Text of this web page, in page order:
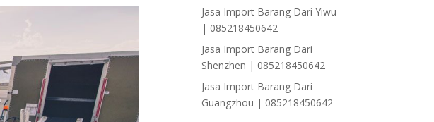
Jasa Import Barang Dari Yiwu
| 085218450642
Jasa Import Barang Dari
Shenzhen | 085218450642
Jasa Import Barang Dari
Guangzhou | 085218450642